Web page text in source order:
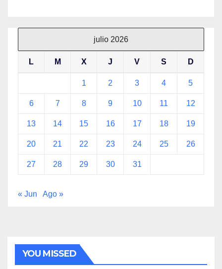
julio 2026
L M X J V S D
1 2 3 4 5
6 7 8 9 10 11 12
13 14 15 16 17 18 19
20 21 22 23 24 25 26
27 28 29 30 31
« Jun Ago »
YOU MISSED